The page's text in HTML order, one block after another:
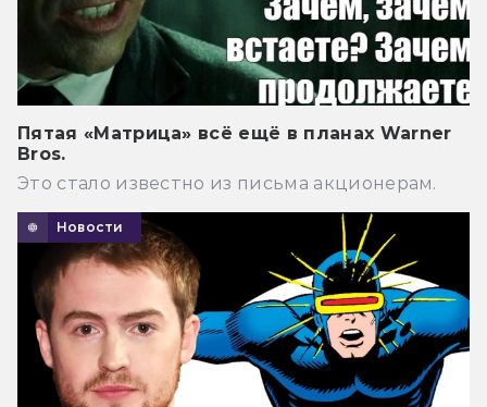
Пятая «Матрица» всё ещё в планах Warner
Bros.
Это стало известно из письма акционерам.
Новости